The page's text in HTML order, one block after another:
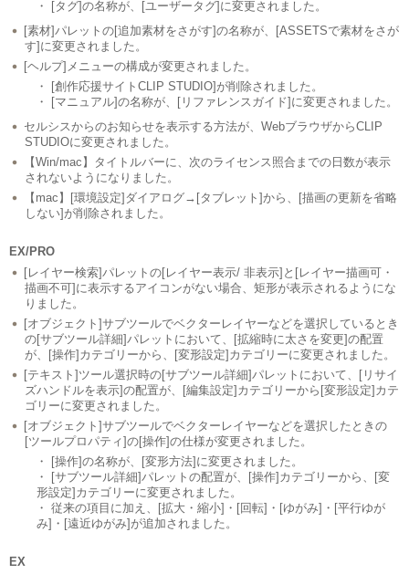
・ [タグ]の名称が、[ユーザータグ]に変更されました。
[素材]パレットの[追加素材をさがす]の名称が、[ASSETSで素材をさが
す]に変更されました。
[ヘルプ]メニューの構成が変更されました。
・ [創作応援サイトCLIP STUDIO]が削除されました。
・ [マニュアル]の名称が、[リファレンスガイド]に変更されました。
セルシスからのお知らせを表示する方法が、WebブラウザからCLIP
STUDIOに変更されました。
【Win/mac】タイトルバーに、次のライセンス照合までの日数が表示
されないようになりました。
【mac】[環境設定]ダイアログ→[タブレット]から、[描画の更新を省略
しない]が削除されました。
EX/PRO
[レイヤー検索]パレットの[レイヤー表示/ 非表示]と[レイヤー描画可・
描画不可]に表示するアイコンがない場合、矩形が表示されるようにな
りました。
[オブジェクト]サブツールでベクターレイヤーなどを選択しているとき
の[サブツール詳細]パレットにおいて、[拡縮時に太さを変更]の配置
が、[操作]カテゴリーから、[変形設定]カテゴリーに変更されました。
[テキスト]ツール選択時の[サブツール詳細]パレットにおいて、[リサイ
ズハンドルを表示]の配置が、[編集設定]カテゴリーから[変形設定]カテ
ゴリーに変更されました。
[オブジェクト]サブツールでベクターレイヤーなどを選択したときの
[ツールプロパティ]の[操作]の仕様が変更されました。
・ [操作]の名称が、[変形方法]に変更されました。
・ [サブツール詳細]パレットの配置が、[操作]カテゴリーから、[変
形設定]カテゴリーに変更されました。
・ 従来の項目に加え、[拡大・縮小]・[回転]・[ゆがみ]・[平行ゆが
み]・[遠近ゆがみ]が追加されました。
EX